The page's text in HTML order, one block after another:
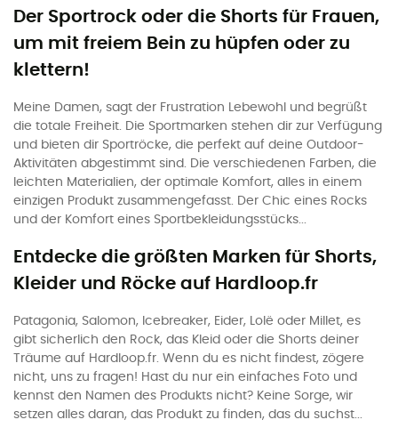
Der Sportrock oder die Shorts für Frauen,
um mit freiem Bein zu hüpfen oder zu
klettern!
Meine Damen, sagt der Frustration Lebewohl und begrüßt
die totale Freiheit. Die Sportmarken stehen dir zur Verfügung
und bieten dir Sportröcke, die perfekt auf deine Outdoor-
Aktivitäten abgestimmt sind. Die verschiedenen Farben, die
leichten Materialien, der optimale Komfort, alles in einem
einzigen Produkt zusammengefasst. Der Chic eines Rocks
und der Komfort eines Sportbekleidungsstücks...
Entdecke die größten Marken für Shorts,
Kleider und Röcke auf Hardloop.fr
Patagonia, Salomon, Icebreaker, Eider, Lolë oder Millet, es
gibt sicherlich den Rock, das Kleid oder die Shorts deiner
Träume auf Hardloop.fr. Wenn du es nicht findest, zögere
nicht, uns zu fragen! Hast du nur ein einfaches Foto und
kennst den Namen des Produkts nicht? Keine Sorge, wir
setzen alles daran, das Produkt zu finden, das du suchst...